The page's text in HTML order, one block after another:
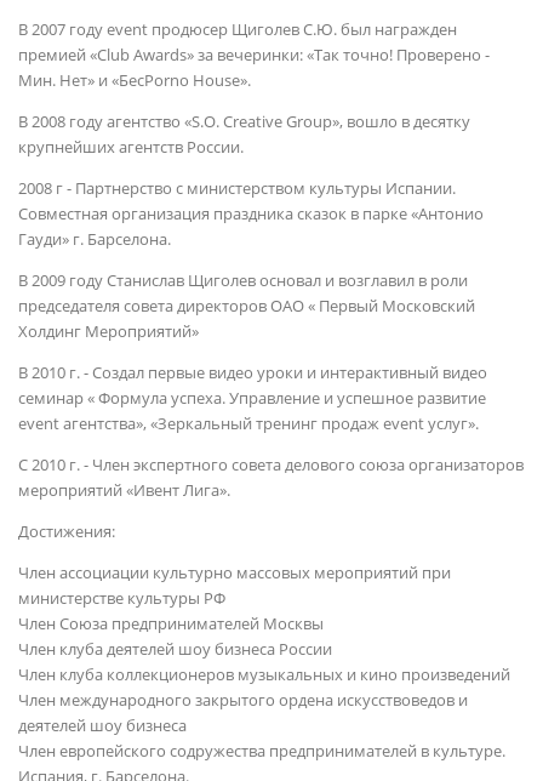
В 2007 году event продюсер Щиголев С.Ю. был награжден
премией «Club Awards» за вечеринки: «Так точно! Проверено -
Мин. Нет» и «БесPorno House».
В 2008 году агентство «S.O. Creative Group», вошло в десятку
крупнейших агентств России.
2008 г - Партнерство с министерством культуры Испании.
Совместная организация праздника сказок в парке «Антонио
Гауди» г. Барселона.
В 2009 году Станислав Щиголев основал и возглавил в роли
председателя совета директоров ОАО « Первый Московский
Холдинг Мероприятий»
В 2010 г. - Создал первые видео уроки и интерактивный видео
семинар « Формула успеха. Управление и успешное развитие
event агентства», «Зеркальный тренинг продаж event услуг».
С 2010 г. - Член экспертного совета делового союза организаторов
мероприятий «Ивент Лига».
Достижения:
Член ассоциации культурно массовых мероприятий при
министерстве культуры РФ
Член Союза предпринимателей Москвы
Член клуба деятелей шоу бизнеса России
Член клуба коллекционеров музыкальных и кино произведений
Член международного закрытого ордена искусствоведов и
деятелей шоу бизнеса
Член европейского содружества предпринимателей в культуре.
Испания, г. Барселона.